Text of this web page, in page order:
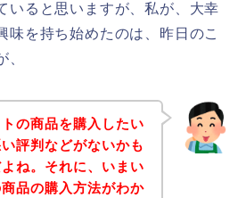
いると思いますが、私が、大幸
味を持ち始めたのは、昨日のこ
、
の商品を購入したい
評判などがないかも
ね。それに、いまい
品の購入方法がわか